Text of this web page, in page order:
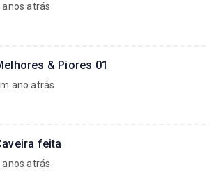
anos atrás
& Piores 01
ano atrás
feita
anos atrás